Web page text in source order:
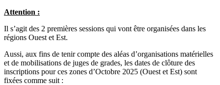
Attention :
Il s’agit des 2 premières sessions qui vont être organisées dans les
régions Ouest et Est.
Aussi, aux fins de tenir compte des aléas d’organisations matérielles
et de mobilisations de juges de grades, les dates de clôture des
inscriptions pour ces zones d’Octobre 2025 (Ouest et Est) sont
fixées comme suit :